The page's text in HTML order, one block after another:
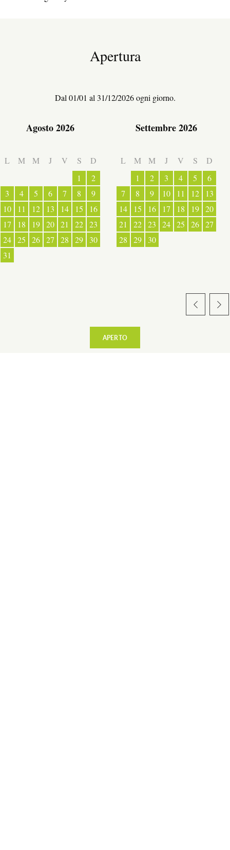
TERRA D’ACCOGLIENZA
Apertura
Dal 01/01 al 31/12/2026 ogni giorno.
Agosto 2026
L M M J V S
D
1
2
3
4 5 6 7 8
9
10
11 12 13 14 15
16
17
18 19 20 21 22 23
24 25 26 27 28 29
30
31
Settembre 2026
L M M J V S
D
1
2 3 4 5
6
7
8 9 10 11 12
13
14
15 16 17 18 19 20
21
22 23 24 25 26 27
28
29 30
APERTO